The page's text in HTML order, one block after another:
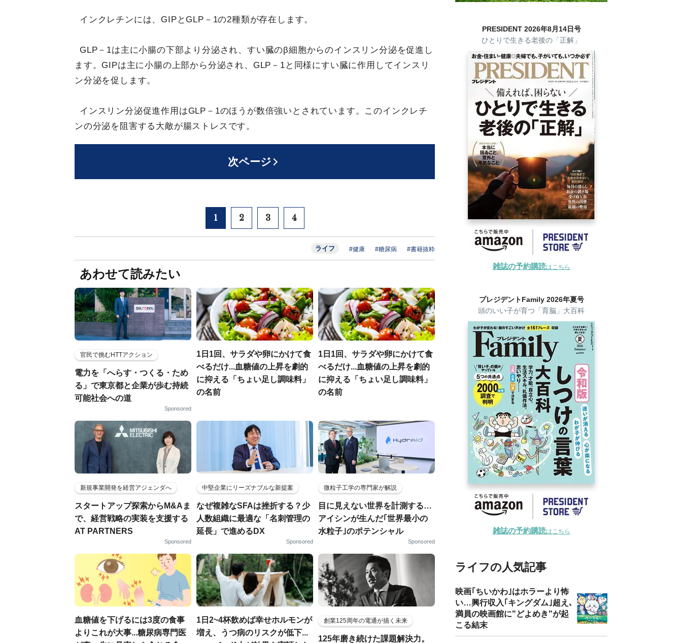
インクレチンには、GIPとGLP－1の2種類が存在します。
GLP－1は主に小腸の下部より分泌され、すい臓のβ細胞からのインスリン分泌を促進し
ます。GIPは主に小腸の上部から分泌され、GLP－1と同様にすい臓に作用してインスリ
ン分泌を促します。
インスリン分泌促進作用はGLP－1のほうが数倍強いとされています。このインクレチ
ンの分泌を阻害する大敵が腸ストレスです。
次ページ
1 2 3 4
ライフ #健康 #糖尿病 #書籍抜粋
あわせて読みたい
官民で挑むHTTアクション
電力を「へらす・つくる・ため
る」で東京都と企業が歩む持続
可能社会への道
Sponsored
1日1回、サラダや卵にかけて食
べるだけ...血糖値の上昇を劇的
に抑える「ちょい足し調味料」
の名前
1日1回、サラダや卵にかけて食
べるだけ...血糖値の上昇を劇的
に抑える「ちょい足し調味料」
の名前
新規事業開発を経営アジェンダへ
スタートアップ探索からM&Aま
で、経営戦略の実装を支援する
AT PARTNERS
Sponsored
中堅企業にリーズナブルな新提案
なぜ複雑なSFAは挫折する？少
人数組織に最適な「名刺管理の
延長」で進めるDX
Sponsored
微粒子工学の専門家が解説
目に見えない世界を計測する…
アイシンが生んだ｢世界最小の
水粒子｣のポテンシャル
Sponsored
血糖値を下げるには3度の食事
よりこれが大事...糖尿病専門医
1日2~4杯飲めば幸せホルモンが
増え、うつ病のリスクが低下...
創業125周年の電通が描く未来
125年磨き続けた課題解決力。
PRESIDENT 2026年8月14日号
ひとりで生きる老後の「正解」
雑誌の予約購読はこちら
プレジデントFamily 2026年夏号
頭のいい子が育つ「育脳」大百科
雑誌の予約購読はこちら
ライフの人気記事
映画｢ちいかわ｣はホラーより怖
い…興行収入｢キングダム｣超え､
満員の映画館に"どよめき"が起
こる結末